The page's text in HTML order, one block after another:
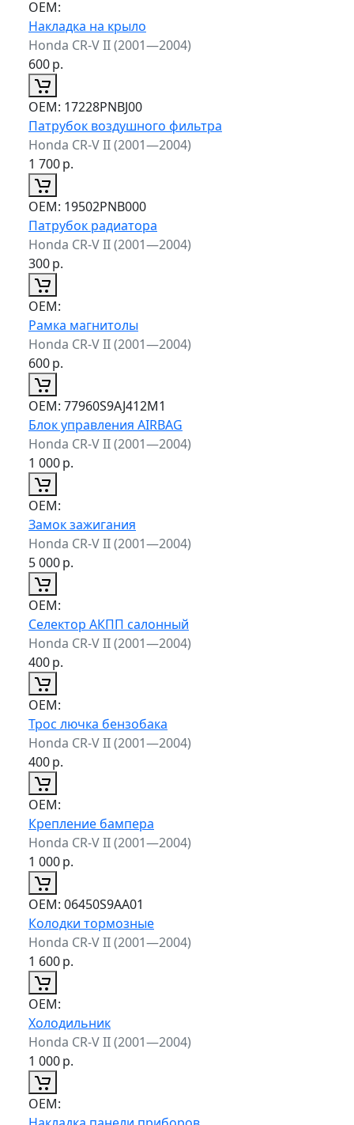
ОЕМ:
Накладка на крыло
Honda CR-V II (2001—2004)
600р.
ОЕМ: 17228PNBJ00
Патрубок воздушного фильтра
Honda CR-V II (2001—2004)
1 700р.
ОЕМ: 19502PNB000
Патрубок радиатора
Honda CR-V II (2001—2004)
300р.
ОЕМ:
Рамка магнитолы
Honda CR-V II (2001—2004)
600р.
ОЕМ: 77960S9AJ412M1
Блок управления AIRBAG
Honda CR-V II (2001—2004)
1 000р.
ОЕМ:
Замок зажигания
Honda CR-V II (2001—2004)
5 000р.
ОЕМ:
Селектор АКПП салонный
Honda CR-V II (2001—2004)
400р.
ОЕМ:
Трос лючка бензобака
Honda CR-V II (2001—2004)
400р.
ОЕМ:
Крепление бампера
Honda CR-V II (2001—2004)
1 000р.
ОЕМ: 06450S9AA01
Колодки тормозные
Honda CR-V II (2001—2004)
1 600р.
ОЕМ:
Холодильник
Honda CR-V II (2001—2004)
1 000р.
ОЕМ: